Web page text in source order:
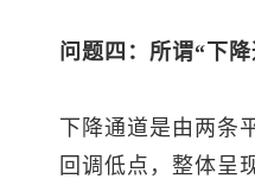
问题四：所谓“下
下降通道是由两条
回调低点，整体呈